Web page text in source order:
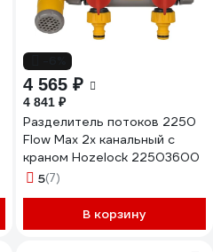
4 565 ₽
4 841 ₽
Разделитель потоков 2250
Flow Max 2х канальный с
краном Hozelock 22503600
5(7)
В корзину